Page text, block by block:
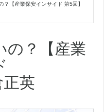
？【産業保安インサイド 第5回】
の？【産業
英